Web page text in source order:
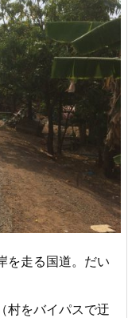
を走る国道。だい
村をバイパスで迂